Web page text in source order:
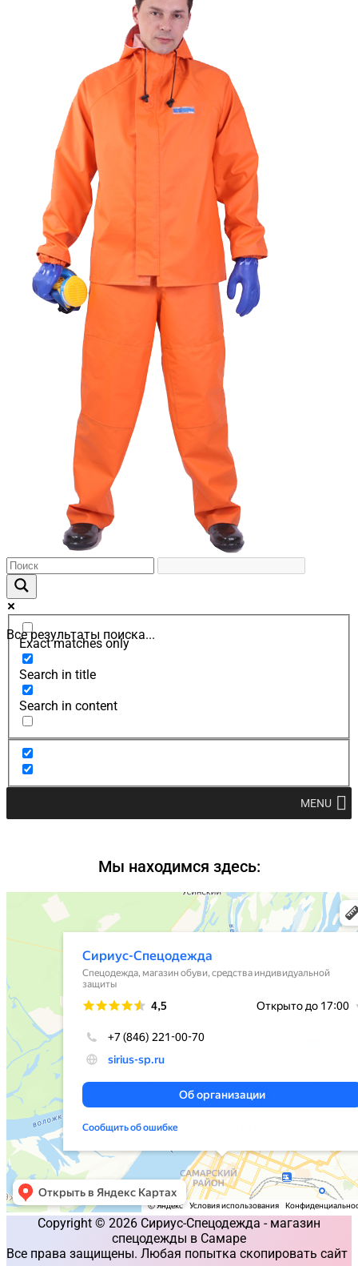
Все результаты поиска...
Exact matches only
Search in title
Search in content
MENU
Мы находимся здесь:
Copyright © 2026 Сириус-Спецодежда - магазин
спецодежды в Самаре
Все права защищены. Любая попытка скопировать сайт